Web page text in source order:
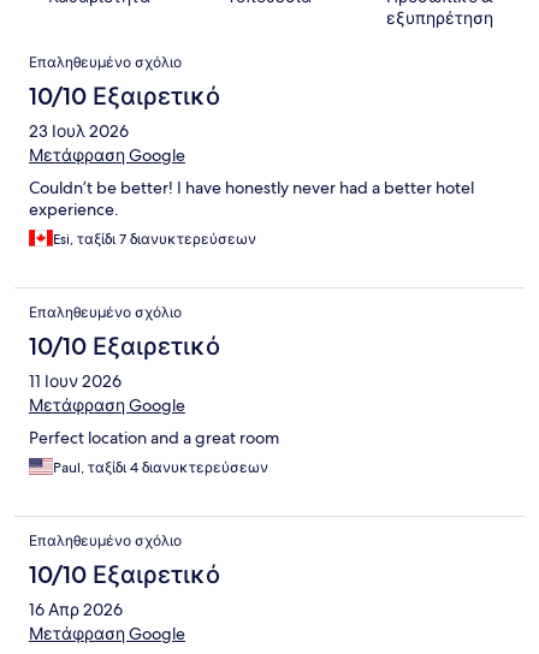
εξυπηρέτηση
Σχόλια
Επαληθευμένο σχόλιο
10/10 Εξαιρετικό
23 Ιουλ 2026
Μετάφραση Google
Couldn’t be better! I have honestly never had a better hotel
experience.
Esi, ταξίδι 7 διανυκτερεύσεων
Επαληθευμένο σχόλιο
10/10 Εξαιρετικό
11 Ιουν 2026
Μετάφραση Google
Perfect location and a great room
Paul, ταξίδι 4 διανυκτερεύσεων
Επαληθευμένο σχόλιο
10/10 Εξαιρετικό
16 Απρ 2026
Μετάφραση Google